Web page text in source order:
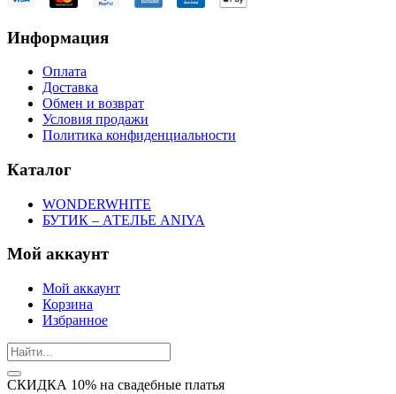
Информация
Оплата
Доставка
Обмен и возврат
Условия продажи
Политика конфиденциальности
Каталог
WONDERWHITE
БУТИК – АТЕЛЬЕ ANIYA
Мой аккаунт
Мой аккаунт
Корзина
Избранное
СКИДКА 10% на свадебные платья